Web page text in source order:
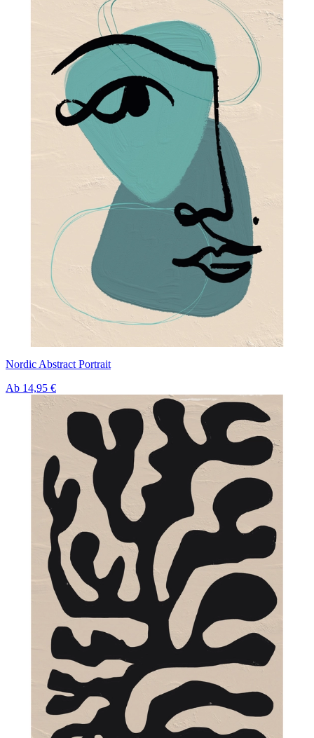
Nordic Abstract Portrait
Ab 14,95 €